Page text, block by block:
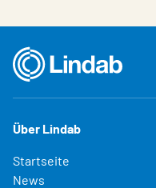
Über Lindab
Startseite
News